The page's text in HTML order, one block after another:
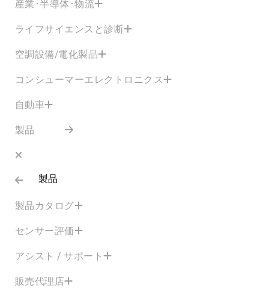
産業･半導体･物流
ライフサイエンスと診断
空調設備/電化製品
コンシューマーエレクトロニクス
自動車
製品
製品
製品カタログ
センサー評価
アシスト / サポート
販売代理店